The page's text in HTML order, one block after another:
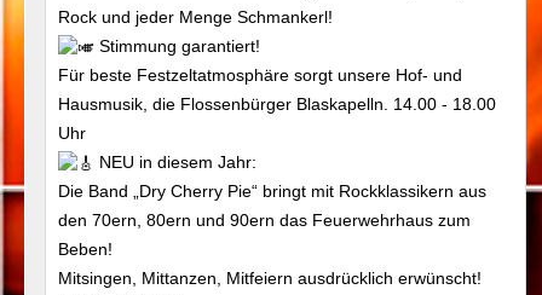
Rock und jeder Menge Schmankerl!
Stimmung garantiert!
Für beste Festzeltatmosphäre sorgt unsere Hof- und
Hausmusik, die Flossenbürger Blaskapelln. 14.00 - 18.00
Uhr
NEU in diesem Jahr:
Die Band „Dry Cherry Pie“ bringt mit Rockklassikern aus
den 70ern, 80ern und 90ern das Feuerwehrhaus zum
Beben!
Mitsingen, Mittanzen, Mitfeiern ausdrücklich erwünscht!